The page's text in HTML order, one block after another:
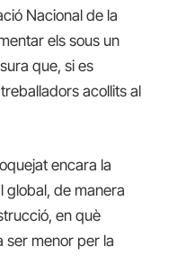
Nacional de la
els sous un
que, si es
acollits al
encara la
global, de manera
en què
ser menor per la